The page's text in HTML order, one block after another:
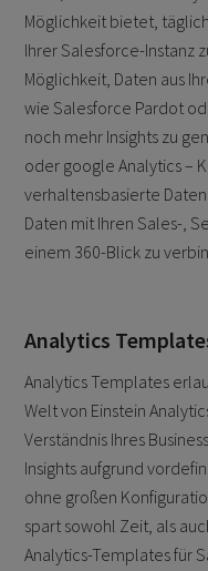
Möglichkeit bietet,
Ihrer Salesforce-Instanz
Möglichkeit, Daten aus
wie Salesforce Pardot
noch mehr Insights zu
oder google Analytics –
verhaltensbasierte
Daten mit Ihren Sales-,
einem 360-Blick zu
Analytics
Analytics Templates
Welt von Einstein
Verständnis Ihres
Insights aufgrund
ohne großen
spart sowohl Zeit, als
Analytics-Templates für